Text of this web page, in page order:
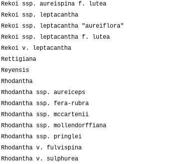
Rekoi ssp. aureispina f. lutea
Rekoi ssp. leptacantha
Rekoi ssp. leptacantha "aureiflora"
Rekoi ssp. leptacantha f. lutea
Rekoi v. leptacantha
Rettigiana
Reyensis
Rhodantha
Rhodantha ssp. aureiceps
Rhodantha ssp. fera-rubra
Rhodantha ssp. mccartenii
Rhodantha ssp. mollendorffiana
Rhodantha ssp. pringlei
Rhodantha v. fulvispina
Rhodantha v. sulphurea